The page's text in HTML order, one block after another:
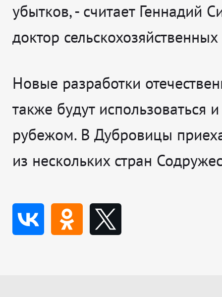
убытков, - считает Геннадий
доктор
Новые разработки
также будут использоваться
рубежом. В Дубровицы
из нескольких стран